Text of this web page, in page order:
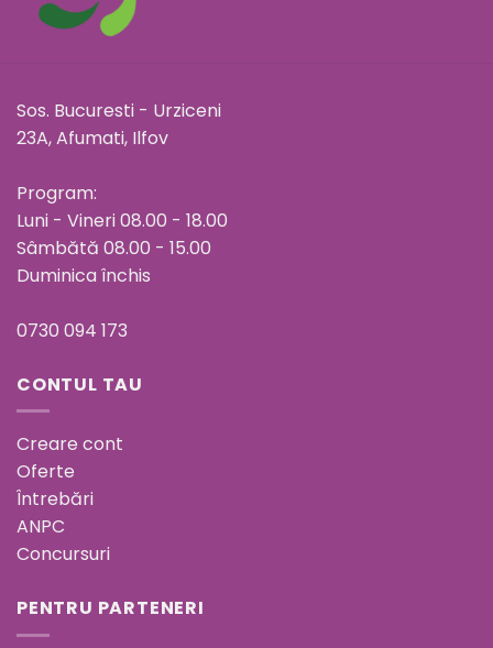
Sos. Bucuresti - Urziceni
23A, Afumati, Ilfov
Program:
Luni - Vineri 08.00 - 18.00
Sâmbătă 08.00 - 15.00
Duminica închis
0730 094 173
CONTUL TAU
Creare cont
Oferte
Întrebări
ANPC
Concursuri
PENTRU PARTENERI